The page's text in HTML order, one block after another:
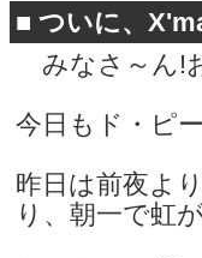
■ ついに、
みなさ～ん!
今日もド・ピ
昨日は前夜よ
り、朝一で虹